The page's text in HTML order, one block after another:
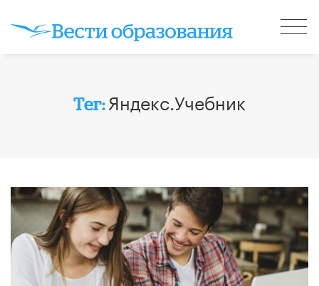
Тег: Яндекс.Учебник